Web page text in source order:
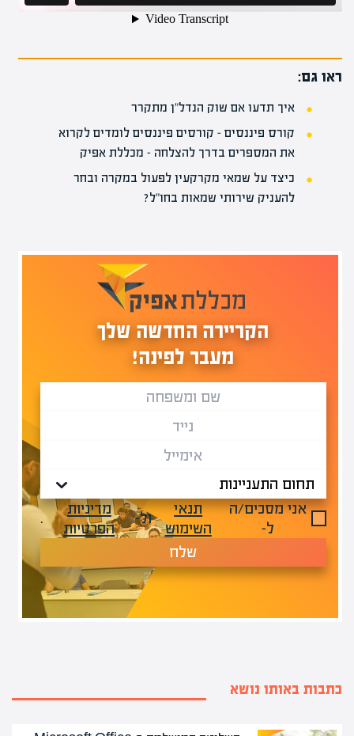
ראו גם:
איך תדעו אם שוק הנדל"ן מתקרר
קורס פיננסים – קורסים פיננסים לומדים לקרוא
את המספרים בדרך להצלחה – מכללת אפיק
כיצד על שמאי מקרקעין לפעול במקרה ובחר
להעניק שירותי שמאות בחו"ל?
הקריירה החדשה שלך
מעבר לפינה!
אני מסכים/ה
ל-
תנאי
השימוש
ול-
מדיניות
הפרטיות
.
שלח
כתבות באותו נושא